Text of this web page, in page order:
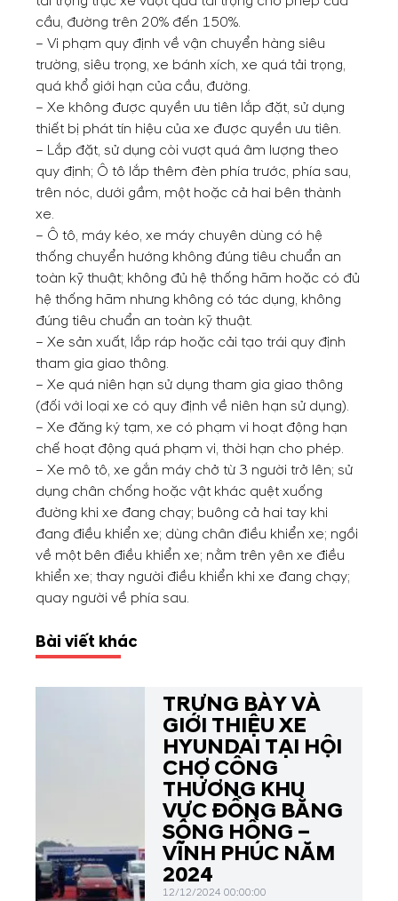
cầu, đường trên 20% đến 150%.
– Vi phạm quy định về vận chuyển hàng siêu
trường, siêu trọng, xe bánh xích, xe quá tải trọng,
quá khổ giới hạn của cầu, đường.
– Xe không được quyền ưu tiên lắp đặt, sử dụng
thiết bị phát tín hiệu của xe được quyền ưu tiên.
– Lắp đặt, sử dụng còi vượt quá âm lượng theo
quy định; Ô tô lắp thêm đèn phía trước, phía sau,
trên nóc, dưới gầm, một hoặc cả hai bên thành
xe.
– Ô tô, máy kéo, xe máy chuyên dùng có hệ
thống chuyển hướng không đúng tiêu chuẩn an
toàn kỹ thuật; không đủ hệ thống hãm hoặc có đủ
hệ thống hãm nhưng không có tác dụng, không
đúng tiêu chuẩn an toàn kỹ thuật.
– Xe sản xuất, lắp ráp hoặc cải tạo trái quy định
tham gia giao thông.
– Xe quá niên hạn sử dụng tham gia giao thông
(đối với loại xe có quy định về niên hạn sử dụng).
– Xe đăng ký tạm, xe có phạm vi hoạt động hạn
chế hoạt động quá phạm vi, thời hạn cho phép.
– Xe mô tô, xe gắn máy chở từ 3 người trở lên; sử
dụng chân chống hoặc vật khác quệt xuống
đường khi xe đang chạy; buông cả hai tay khi
đang điều khiển xe; dùng chân điều khiển xe; ngồi
về một bên điều khiển xe; nằm trên yên xe điều
khiển xe; thay người điều khiển khi xe đang chạy;
quay người về phía sau.
Bài viết khác
TRƯNG BÀY VÀ
GIỚI THIỆU XE
HYUNDAI TẠI HỘI
CHỢ CÔNG
THƯƠNG KHU
VỰC ĐỒNG BẰNG
SÔNG HỒNG –
VĨNH PHÚC NĂM
2024
12/12/2024 00:00:00